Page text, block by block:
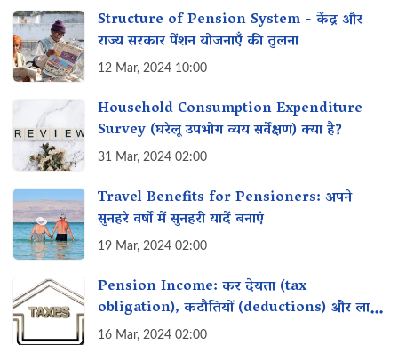
Structure of Pension System - केंद्र और
राज्य सरकार पेंशन योजनाएँ की तुलना
12 Mar, 2024 10:00
Household Consumption Expenditure
Survey (घरेलू उपभोग व्यय सर्वेक्षण) क्या है?
31 Mar, 2024 02:00
Travel Benefits for Pensioners: अपने
सुनहरे वर्षों में सुनहरी यादें बनाएं
19 Mar, 2024 02:00
Pension Income: कर देयता (tax
obligation), कटौतियों (deductions) और लाभ
(benefits) क्या हैं?
16 Mar, 2024 02:00